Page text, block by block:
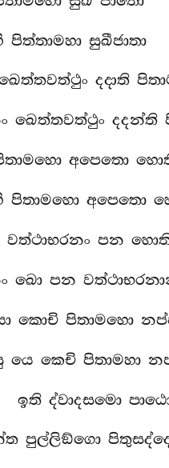
පිත්තාමහා සුඛීජාතා
දදාති
ඛෙත්තවත්ථුං දදන්ති
අපෙතො
පිතාමහො අපෙතො
පන
ඛො පන
කොචි පිතාමහො
යෙ කෙචි පිතාමහා
ඉති ද්වාදසමො
පුල්ලිඞ්ගො